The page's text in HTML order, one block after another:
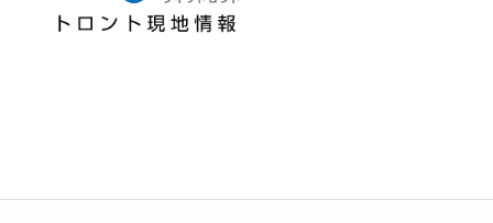
その他